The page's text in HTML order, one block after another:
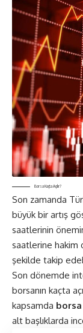
Borsa Kaçta Açılır?
Son zamanda
büyük bir artış
saatlerinin
saatlerine hakim
şekilde takip
Son dönemde
borsanın kaçta
kapsamda borsa
alt başlıklarda